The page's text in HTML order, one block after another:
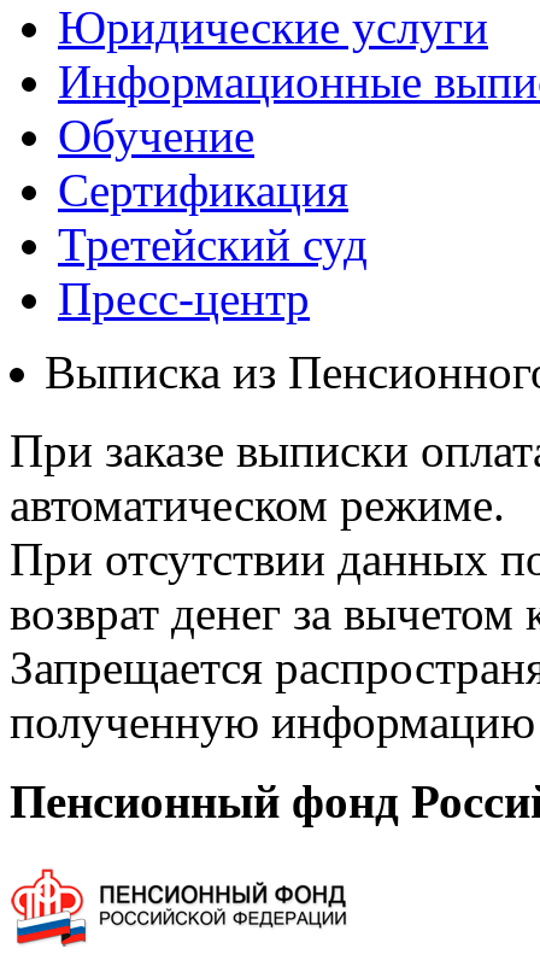
Юридические услуги
Информационные
Обучение
Сертификация
Третейский суд
Пресс-центр
Выписка из
При заказе выписки
автоматическом режиме.
При отсутствии данных
возврат денег за
Запрещается
полученную информацию
Пенсионный фонд